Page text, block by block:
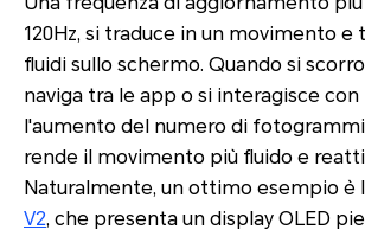
120Hz, si traduce in un movimento e
fluidi sullo schermo. Quando si
naviga tra le app o si interagisce
l'aumento del numero di
rende il movimento più fluido e
Naturalmente, un ottimo esempio è
V2, che presenta un display OLED